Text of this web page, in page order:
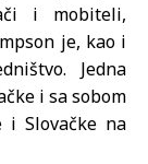
i mobiteli,
je, kao i
Jedna
i sa sobom
i Slovačke na